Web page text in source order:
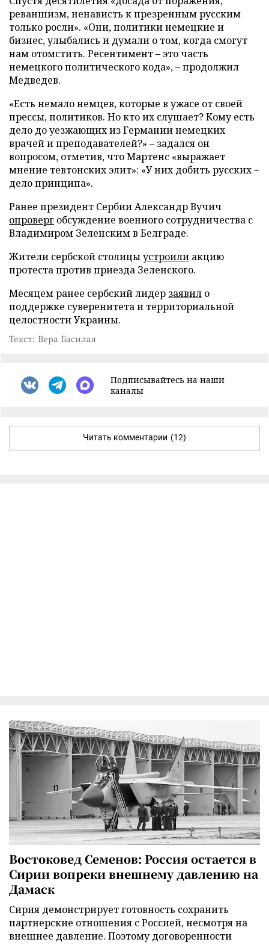
реваншизм, ненависть к презренным русским
только росли». «Они, политики немецкие и
бизнес, улыбались и думали о том, когда смогут
нам отомстить. Ресентимент – это часть
немецкого политического кода», – продолжил
Медведев.
«Есть немало немцев, которые в ужасе от своей
прессы, политиков. Но кто их слушает? Кому есть
дело до уезжающих из Германии немецких
врачей и преподавателей?» – задался он
вопросом, отметив, что Мартенс «выражает
мнение тевтонских элит»: «У них добить русских –
дело принципа».
Ранее президент Сербии Александр Вучич
опроверг обсуждение военного сотрудничества с
Владимиром Зеленским в Белграде.
Жители сербской столицыустроили акцию
протеста против приезда Зеленского.
Месяцем ранее сербский лидер заявил о
поддержке суверенитета и территориальной
целостности Украины.
Текст: Вера Басилая
Подписывайтесь на наши
каналы
Читать комментарии (12)
Востоковед Семенов: Россия остается в
Сирии вопреки внешнему давлению на
Дамаск
Сирия демонстрирует готовность сохранить
партнерские отношения с Россией, несмотря на
внешнее давление. Поэтому договоренности